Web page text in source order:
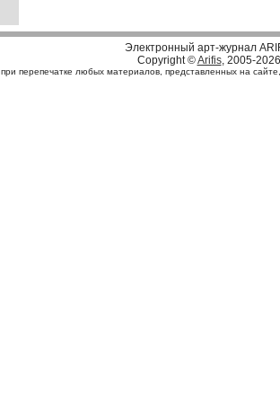
Электронный арт-журнал
Copyright ©Arifis, 2005-2026
при перепечатке любых материалов, представленных на